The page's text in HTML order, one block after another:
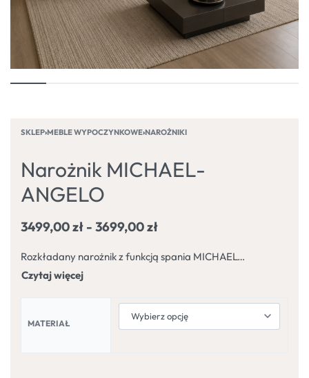
SKLEP›MEBLE WYPOCZYNKOWE›NAROŻNIKI
Narożnik MICHAEL-
ANGELO
3499,00zł 3699,00zł
Rozkładany narożnik z funkcją spania MICHAEL-ANGELO będzie świetnym rozwiązaniem dla większości salonów. Wykorzystanie materiałów wysokiej jakości sprawia, że jest nie tylko estetyczny, ale także wytrzymały i łatwy w utrzymaniu czystości.
MATERIAŁ